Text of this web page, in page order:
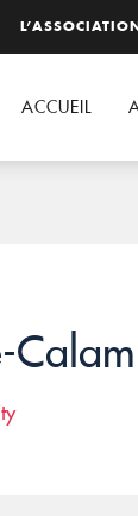
ACCUEIL